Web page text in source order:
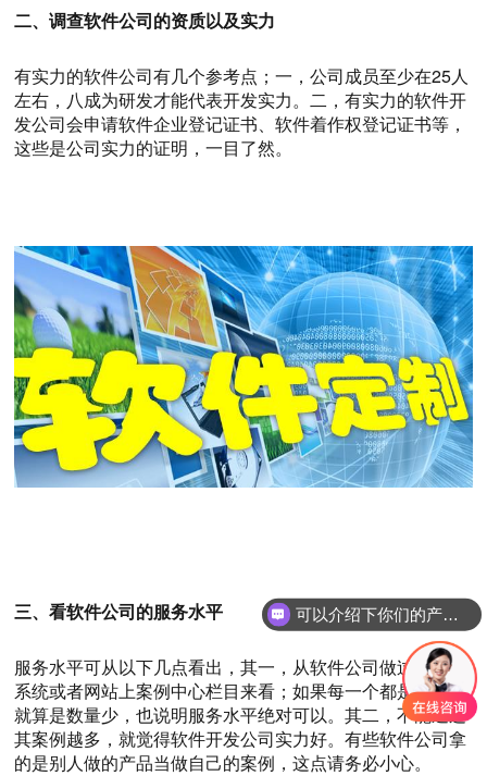
二、调查软件公司的资质以及实力
有实力的软件公司有几个参考点；一，公司成员至少在25人
左右，八成为研发才能代表开发实力。二，有实力的软件开
发公司会申请软件企业登记证书、软件着作权登记证书等，
这些是公司实力的证明，一目了然。
三、看软件公司的服务水平
服务水平可从以下几点看出，其一，从软件公司做过的软件
系统或者网站上案例中心栏目来看；如果每一个都是精品，
就算是数量少，也说明服务水平绝对可以。其二，不能通过
其案例越多，就觉得软件开发公司实力好。有些软件公司拿
的是别人做的产品当做自己的案例，这点请务必小心。
可以介绍下你们的产品么